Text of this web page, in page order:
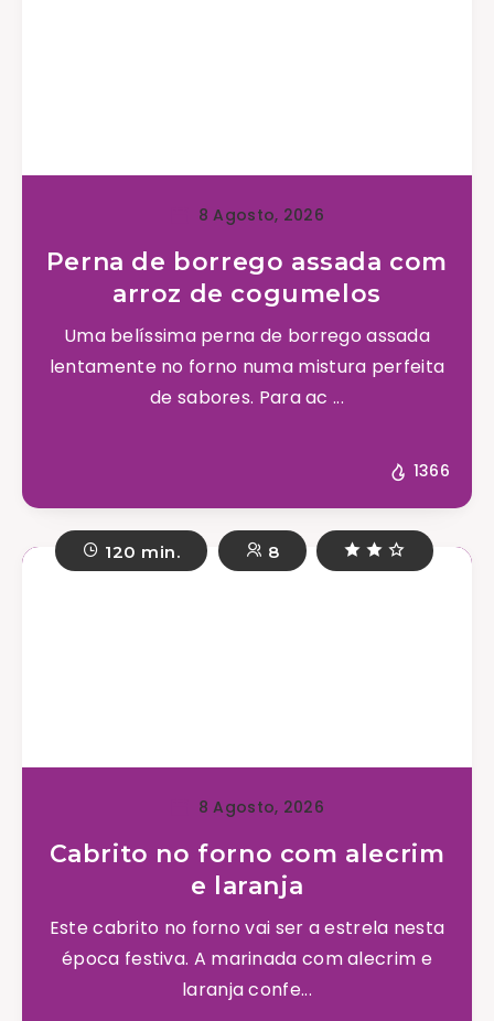
8 Agosto, 2026
Perna de borrego assada com
arroz de cogumelos
Uma belíssima perna de borrego assada
lentamente no forno numa mistura perfeita
de sabores. Para ac ...
1366
120 min. 8
8 Agosto, 2026
Cabrito no forno com alecrim
e laranja
Este cabrito no forno vai ser a estrela nesta
época festiva. A marinada com alecrim e
laranja confe...